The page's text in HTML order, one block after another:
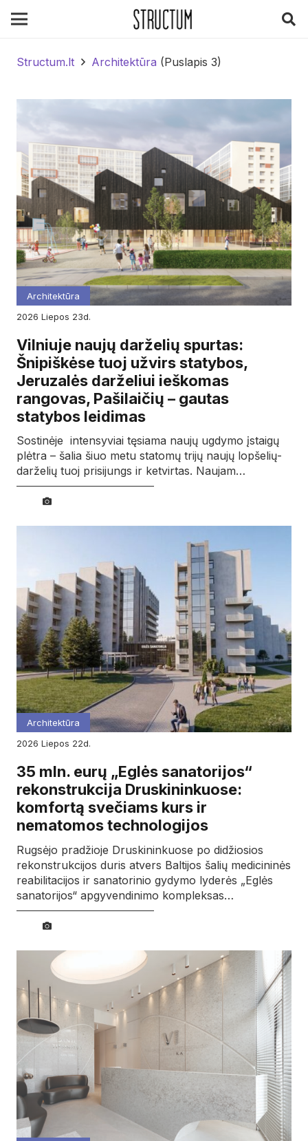
Structum.lt Architektūra (Puslapis 3)
Architektūra
2026
liepos 23d.
Vilniuje naujų darželių spurtas:
Šnipiškėse tuoj užvirs statybos,
Jeruzalės darželiui ieškomas
rangovas, Pašilaičių – gautas
statybos leidimas
Sostinėje intensyviai tęsiama naujų ugdymo įstaigų
plėtra – šalia šiuo metu statomų trijų naujų lopšelių-
darželių tuoj prisijungs ir ketvirtas. Naujam…
Architektūra
2026
liepos 22d.
35 mln. eurų „Eglės sanatorijos“
rekonstrukcija Druskininkuose:
komfortą svečiams kurs ir
nematomos technologijos
Rugsėjo pradžioje Druskininkuose po didžiosios
rekonstrukcijos duris atvers Baltijos šalių medicininės
reabilitacijos ir sanatorinio gydymo lyderės „Eglės
sanatorijos“ apgyvendinimo kompleksas…